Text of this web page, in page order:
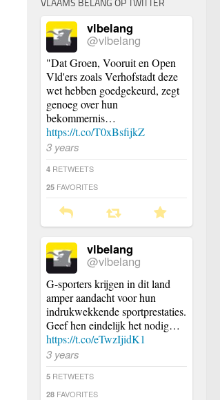
VLAAMS BELANG OP TWITTER
vlbelang
@vlbelang
"Dat Groen, Vooruit en Open
Vld'ers zoals Verhofstadt deze
wet hebben goedgekeurd, zegt
genoeg over hun
bekommernis…
https://t.co/T0xBsfijkZ
3 years
4 RETWEETS
25 FAVORITES
vlbelang
@vlbelang
G-sporters krijgen in dit land
amper aandacht voor hun
indrukwekkende sportprestaties.
Geef hen eindelijk het nodig…
https://t.co/eTwzIjidK1
3 years
5 RETWEETS
28 FAVORITES